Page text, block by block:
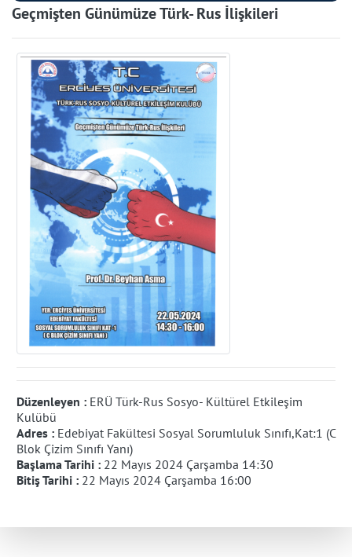
Geçmişten Günümüze Türk- Rus İlişkileri
Düzenleyen : ERÜ Türk-Rus Sosyo- Kültürel Etkileşim
Kulübü
Adres : Edebiyat Fakültesi Sosyal Sorumluluk Sınıfı,Kat:1 (C
Blok Çizim Sınıfı Yanı)
Başlama Tarihi : 22 Mayıs 2024 Çarşamba 14:30
Bitiş Tarihi : 22 Mayıs 2024 Çarşamba 16:00